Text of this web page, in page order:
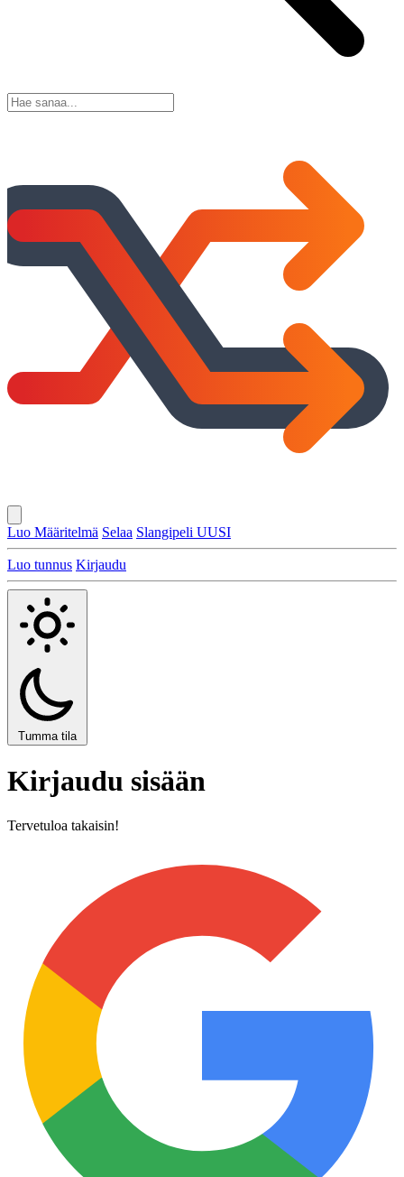
Luo Määritelmä Selaa Slangipeli UUSI
Luo tunnus Kirjaudu
Tumma tila
Kirjaudu sisään
Tervetuloa takaisin!